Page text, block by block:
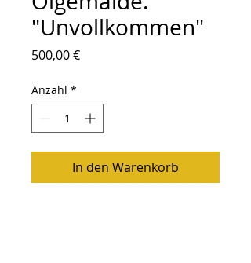
"Unvollkommen"
500,00 €Preis
Anzahl *
In den Warenkorb